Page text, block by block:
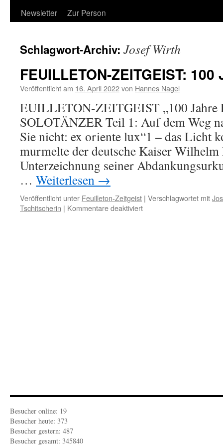
Newsletter
Zur Person
Schlagwort-Archiv: Josef Wirth
FEUILLETON-ZEITGEIST:
Veröffentlicht am 16. April 2022von Hannes Nagel
EUILLETON-ZEITGEIST „100 Jahre
SOLOTÄNZER Teil 1: Auf dem Weg
Sie nicht: ex oriente lux“1 – das Licht
murmelte der deutsche Kaiser
Unterzeichnung seiner
… Weiterlesen →
Veröffentlicht unter Feuilleton-Zeitgeist | Verschlagwortet mit
Tschitscherin | Kommentare deaktiviertfür
Besucher online: 19
Besucher heute: 373
Besucher gestern: 487
Besucher gesamt: 345840